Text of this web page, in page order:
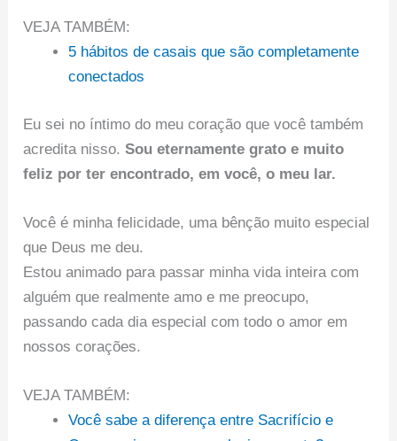
VEJA TAMBÉM:
5 hábitos de casais que são completamente
conectados
Eu sei no íntimo do meu coração que você também
acredita nisso.Sou eternamente grato e muito
feliz por ter encontrado, em você, o meu lar.
Você é minha felicidade, uma bênção muito especial
que Deus me deu.
Estou animado para passar minha vida inteira com
alguém que realmente amo e me preocupo,
passando cada dia especial com todo o amor em
nossos corações.
VEJA TAMBÉM:
Você sabe a diferença entre Sacrifício e